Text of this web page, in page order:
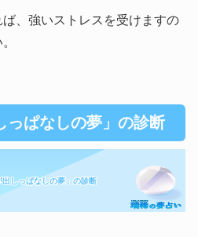
、強いストレスを受けますの
っぱなしの夢」の診断
出しっぱなしの夢」の診断